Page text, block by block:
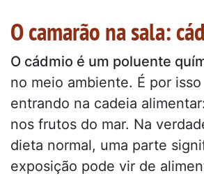
O camarão na sala:
O cádmio é um poluente
no meio ambiente. É por
entrando na cadeia
nos frutos do mar. Na
dieta normal, uma parte
exposição pode vir de